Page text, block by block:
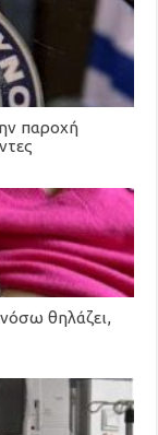
παροχή
θηλάζει,